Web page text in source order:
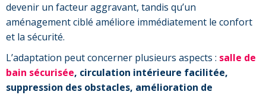
devenir un facteur aggravant, tandis qu’un
aménagement ciblé améliore immédiatement le confort
et la sécurité.
L’adaptation peut concerner plusieurs aspects : salle de
bain sécurisée, circulation intérieure facilitée,
suppression des obstacles, amélioration de